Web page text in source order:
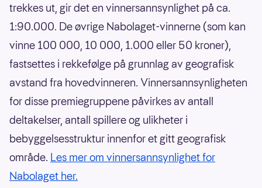
trekkes ut, gir det en vinnersannsynlighet på ca.
1:90.000. De øvrige Nabolaget-vinnerne (som kan
vinne 100 000, 10 000, 1.000 eller 50 kroner),
fastsettes i rekkefølge på grunnlag av geografisk
avstand fra hovedvinneren. Vinnersannsynligheten
for disse premiegruppene påvirkes av antall
deltakelser, antall spillere og ulikheter i
bebyggelsesstruktur innenfor et gitt geografisk
område. Les mer om vinnersannsynlighet for
Nabolaget her.